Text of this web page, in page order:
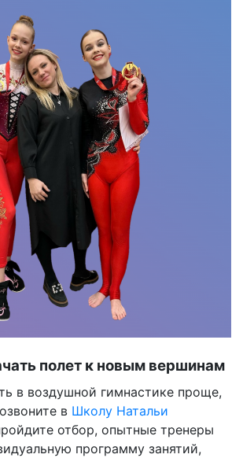
полет к новым вершинам
в воздушной гимнастике проще,
в Школу Натальи
отбор, опытные тренеры
программу занятий,